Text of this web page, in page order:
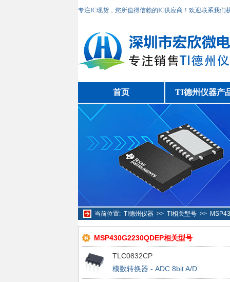
专注IC现货，您所值得信赖的IC供应商！欢迎联系我们
首页 TI德州仪器产
当前位置: TI德州仪器>> TI相关型号>>
MSP430G2230QDEP相关型号
TLC0832CP
模数转换器 - ADC 8bit A/D